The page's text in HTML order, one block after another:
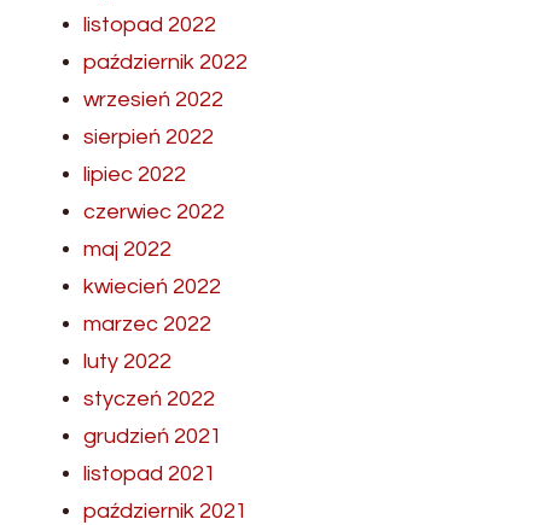
listopad 2022
październik 2022
wrzesień 2022
sierpień 2022
lipiec 2022
czerwiec 2022
maj 2022
kwiecień 2022
marzec 2022
luty 2022
styczeń 2022
grudzień 2021
listopad 2021
październik 2021